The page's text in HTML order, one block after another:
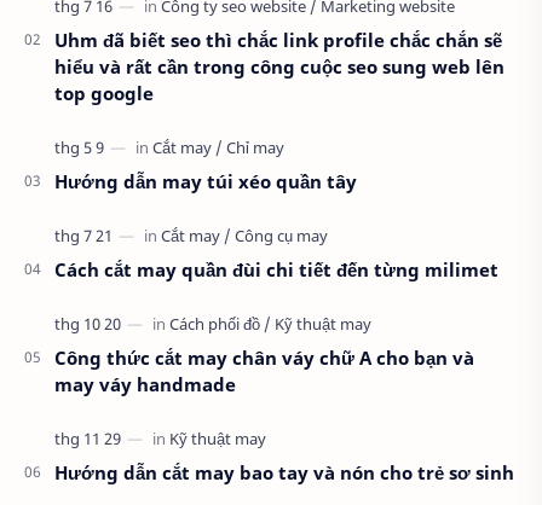
thuật mới vào nghề, clip thực hành t…
Uhm đã biết seo thì chắc link profile chắc chắn sẽ
hiểu và rất cần trong công cuộc seo sung web lên
top google
Hướng dẫn may túi xéo quần tây
Cách cắt may quần đùi chi tiết đến từng milimet
Công thức cắt may chân váy chữ A cho bạn và
may váy handmade
Hướng dẫn cắt may bao tay và nón cho trẻ sơ sinh